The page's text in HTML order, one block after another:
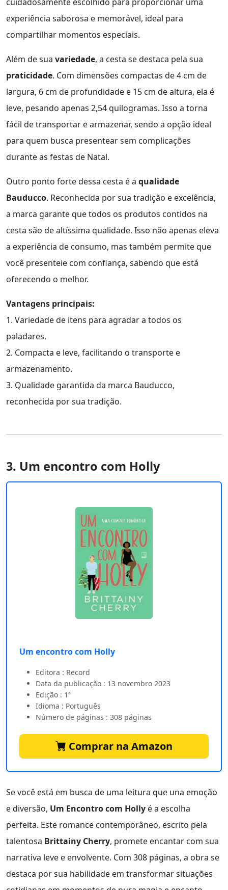
experiência saborosa e memorável, ideal para
compartilhar momentos especiais.
Além de sua variedade, a cesta se destaca pela sua
praticidade. Com dimensões compactas de 4 cm de
largura, 6 cm de profundidade e 15 cm de altura, ela é
leve, pesando apenas 2,54 quilogramas. Isso a torna
fácil de transportar e armazenar, sendo a opção ideal
para quem busca presentear sem complicações
durante as festas de Natal.
Outro ponto forte dessa cesta é a qualidade
Bauducco. Reconhecida por sua tradição e excelência,
a marca garante que todos os produtos contidos na
cesta são de altíssima qualidade. Isso não apenas eleva
a experiência de consumo, mas também permite que
você presenteie com confiança, sabendo que está
oferecendo o melhor.
Vantagens principais:
1. Variedade de itens para agradar a todos os
paladares.
2. Compacta e leve, facilitando o transporte e
armazenamento.
3. Qualidade garantida da marca Bauducco,
reconhecida por sua tradição.
3. Um encontro com Holly
Um encontro com Holly
Editora : Record
Data da publicação : 13 novembro 2023
Edição : 1ª
Idioma : Português
Número de páginas : 308 páginas
Comprar na Amazon
Se você está em busca de uma leitura que una emoção
e diversão, Um Encontro com Holly é a escolha
perfeita. Este romance contemporâneo, escrito pela
talentosa Brittainy Cherry, promete encantar com sua
narrativa leve e envolvente. Com 308 páginas, a obra se
destaca por sua habilidade em transformar situações